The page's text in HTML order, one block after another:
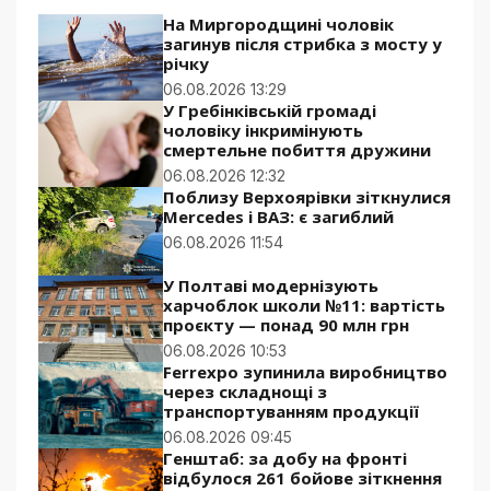
На Миргородщині чоловік
загинув після стрибка з мосту у
річку
06.08.2026 13:29
У Гребінківській громаді
чоловіку інкримінують
смертельне побиття дружини
06.08.2026 12:32
Поблизу Верхоярівки зіткнулися
Mercedes і ВАЗ: є загиблий
06.08.2026 11:54
У Полтаві модернізують
харчоблок школи №11: вартість
проєкту — понад 90 млн грн
06.08.2026 10:53
Ferrexpo зупинила виробництво
через складнощі з
транспортуванням продукції
06.08.2026 09:45
Генштаб: за добу на фронті
відбулося 261 бойове зіткнення